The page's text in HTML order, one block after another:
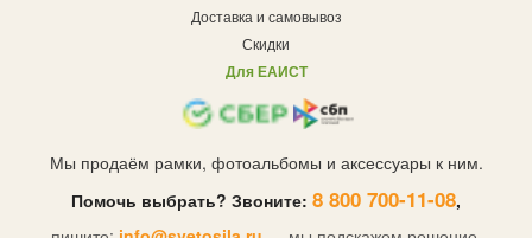
Доставка и самовывоз
Скидки
Для ЕАИСТ
Мы продаём рамки, фотоальбомы и аксессуары к ним.
Помочь выбрать? Звоните: 8 800 700-11-08,